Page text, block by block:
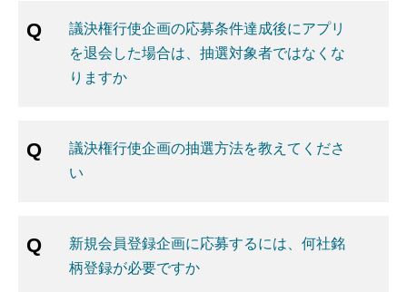
議決権行使企画の応募条件達成後にアプリ
を退会した場合は、抽選対象者ではなくな
りますか
議決権行使企画の抽選方法を教えてくださ
い
新規会員登録企画に応募するには、何社銘
柄登録が必要ですか